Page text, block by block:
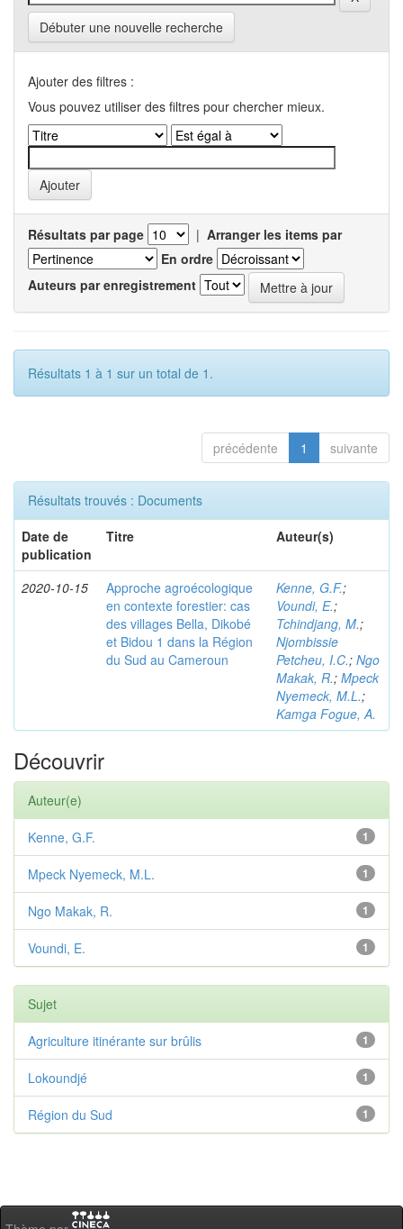
Débuter une nouvelle recherche
Ajouter des filtres :
Vous pouvez utiliser des filtres pour chercher mieux.
Résultats par page | Arranger les items par
En ordre
Auteurs par enregistrement
Résultats 1 à 1 sur un total de 1.
précédente 1 suivante
Résultats trouvés : Documents
Date de
publication
Titre Auteur(s)
2020-10-15
Approche agroécologique
en contexte forestier: cas
des villages Bella, Dikobé
et Bidou 1 dans la Région
du Sud au Cameroun
Kenne, G.F.;
Voundi, E.;
Tchindjang, M.;
Njombissie
Petcheu, I.C.; Ngo
Makak, R.; Mpeck
Nyemeck, M.L.;
Kamga Fogue, A.
Découvrir
Auteur(e)
1
Kenne, G.F.
1
Mpeck Nyemeck, M.L.
1
Ngo Makak, R.
1
Voundi, E.
Sujet
1
Agriculture itinérante sur brûlis
1
Lokoundjé
1
Région du Sud